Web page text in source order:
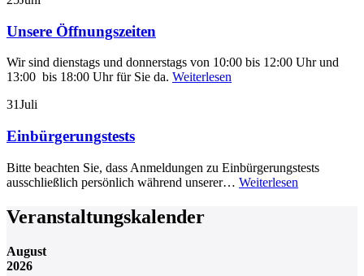
Unsere Öffnungszeiten
Wir sind dienstags und donnerstags von 10:00 bis 12:00 Uhr und
13:00 bis 18:00 Uhr für Sie da. Weiterlesen
31Juli
Einbürgerungstests
Bitte beachten Sie, dass Anmeldungen zu Einbürgerungstests
ausschließlich persönlich während unserer… Weiterlesen
Veranstaltungskalender
August
2026